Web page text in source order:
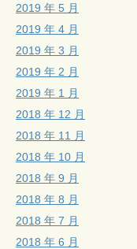
2019 年 5 月
2019 年 4 月
2019 年 3 月
2019 年 2 月
2019 年 1 月
2018 年 12 月
2018 年 11 月
2018 年 10 月
2018 年 9 月
2018 年 8 月
2018 年 7 月
2018 年 6 月